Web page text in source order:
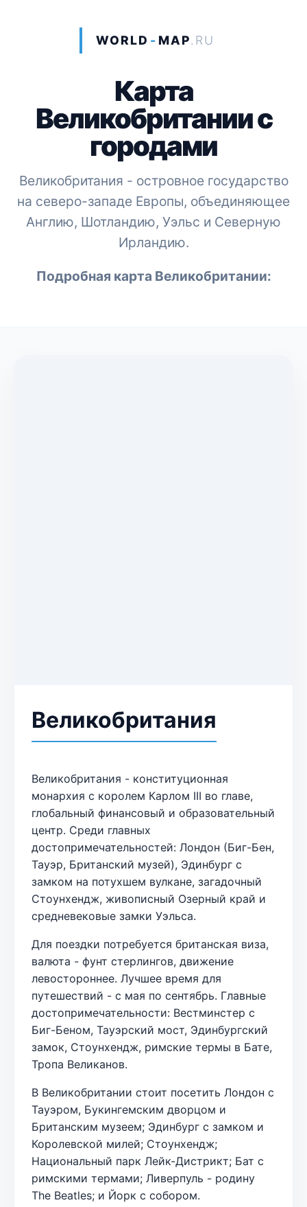
WORLD - MAP.RU
Карта
Великобритании с
городами
Великобритания - островное государство
на северо-западе Европы, объединяющее
Англию, Шотландию, Уэльс и Северную
Ирландию.
Подробная карта Великобритании:
Великобритания
Великобритания - конституционная
монархия с королем Карлом III во главе,
глобальный финансовый и образовательный
центр. Среди главных
достопримечательностей: Лондон (Биг-Бен,
Тауэр, Британский музей), Эдинбург с
замком на потухшем вулкане, загадочный
Стоунхендж, живописный Озерный край и
средневековые замки Уэльса.
Для поездки потребуется британская виза,
валюта - фунт стерлингов, движение
левостороннее. Лучшее время для
путешествий - с мая по сентябрь. Главные
достопримечательности: Вестминстер с
Биг-Беном, Тауэрский мост, Эдинбургский
замок, Стоунхендж, римские термы в Бате,
Тропа Великанов.
В Великобритании стоит посетить Лондон с
Тауэром, Букингемским дворцом и
Британским музеем; Эдинбург с замком и
Королевской милей; Стоунхендж;
Национальный парк Лейк-Дистрикт; Бат с
римскими термами; Ливерпуль - родину
The Beatles; и Йорк с собором.